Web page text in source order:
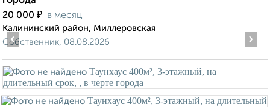
20 000 ₽ в месяц
Калининский район, Миллеровская
Собственник, 08.08.2026
‹ ›